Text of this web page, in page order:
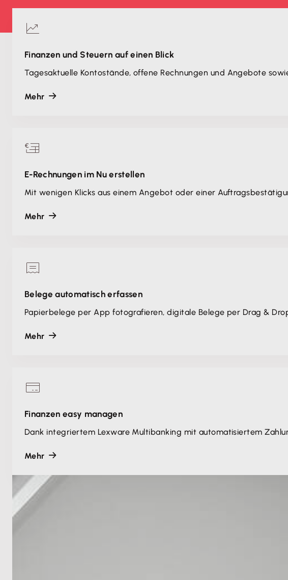
Finanzen und Steuern auf einen Blick
Tagesaktuelle Kontostände, offene Rechnungen und Angebote
Mehr
E-Rechnungen im Nu erstellen
Mit wenigen Klicks aus einem Angebot oder einer
Mehr
Belege automatisch erfassen
Papierbelege per App fotografieren, digitale Belege per Drag &
Mehr
Finanzen easy managen
Dank integriertem Lexware Multibanking mit automatisiertem
Mehr